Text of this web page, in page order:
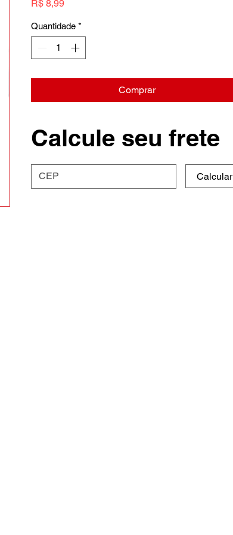
R$ 8,99Preço
Quantidade *
Comprar
Calcule seu frete
Calcular